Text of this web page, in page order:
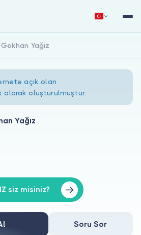
musunuz?
Gökhan Yağız
açık olan
oluşturulmuştur.
Yağız
siz misiniz?
Soru Sor